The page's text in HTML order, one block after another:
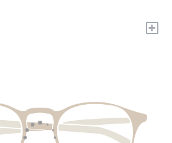
+